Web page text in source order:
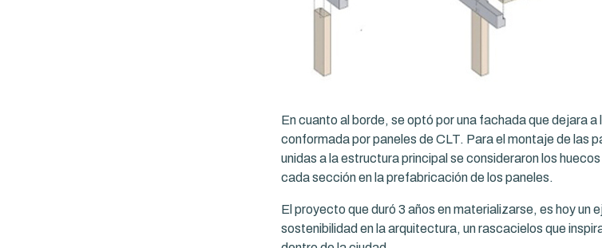
En cuanto al borde, se optó por una fachada que dejara
conformada por paneles de CLT. Para el montaje de las
unidas a la estructura principal se consideraron los
cada sección en la prefabricación de los paneles.
El proyecto que duró 3 años en materializarse, es hoy un
sostenibilidad en la arquitectura, un rascacielos que